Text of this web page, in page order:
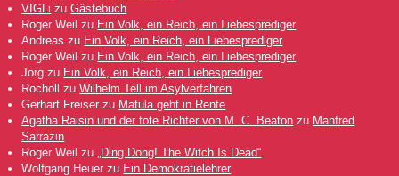
VIGLi zuGästebuch
Roger Weil zu Ein Volk, ein Reich, ein Liebesprediger
Andreas zu Ein Volk, ein Reich, ein Liebesprediger
Roger Weil zu Ein Volk, ein Reich, ein Liebesprediger
Jorg zu Ein Volk, ein Reich, ein Liebesprediger
Rocholl
zuWilhelm Tell im Asylverfahren
Gerhart Freiser zu Matula geht in Rente
Agatha Raisin und der tote Richter von M. C. Beaton zu Manfred
Sarrazin
Roger Weil zu
„Ding Dong! The Witch Is Dead“
Wolfgang Heuer zu Ein Demokratielehrer